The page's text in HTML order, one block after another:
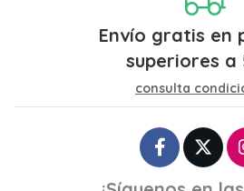
Envío gratis en
superiores a
consulta